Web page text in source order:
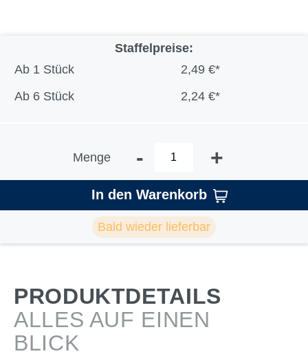
Staffelpreise:
Ab 1 Stück
2,49 €*
Ab 6 Stück 2,24 €*
Menge - +
In den Warenkorb
Bald wieder lieferbar
PRODUKTDETAILS
ALLES AUF EINEN
BLICK